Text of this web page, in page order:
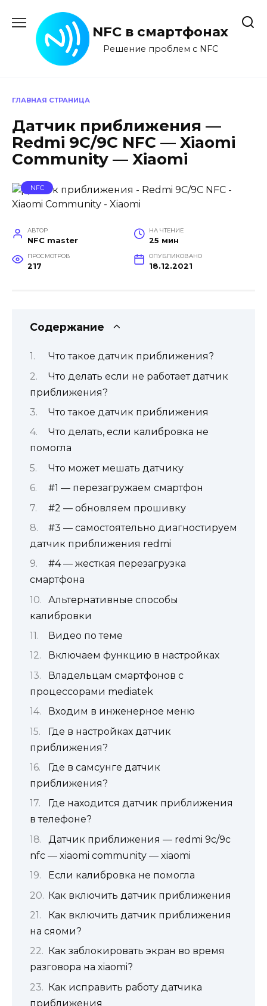
содержанию
NFC в смартфонах
Решение проблем с NFC
ГЛАВНАЯ СТРАНИЦА
Датчик приближения —
Redmi 9C/9C NFC — Xiaomi
Community — Xiaomi
NFC
АВТОР
NFC master
НА ЧТЕНИЕ
25 мин
ПРОСМОТРОВ
217
ОПУБЛИКОВАНО
18.12.2021
Содержание
Что такое датчик приближения?
Что делать если не работает датчик
приближения?
Что такое датчик приближения
Что делать, если калибровка не
помогла
Что может мешать датчику
#1 — перезагружаем смартфон
#2 — обновляем прошивку
#3 — самостоятельно диагностируем
датчик приближения redmi
#4 — жесткая перезагрузка
смартфона
Альтернативные способы
калибровки
Видео по теме
Включаем функцию в настройках
Владельцам смартфонов с
процессорами mediatek
Входим в инженерное меню
Где в настройках датчик
приближения?
Где в самсунге датчик
приближения?
Где находится датчик приближения
в телефоне?
Датчик приближения — redmi 9c/9c
nfc — xiaomi community — xiaomi
Если калибровка не помогла
Как включить датчик приближения
Как включить датчик приближения
на сяоми?
Как заблокировать экран во время
разговора на xiaomi?
Как исправить работу датчика
приближения